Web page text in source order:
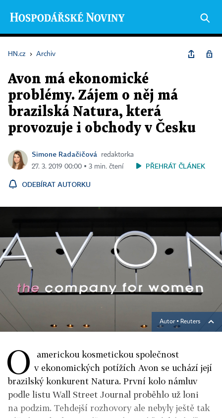
HN.cz › Archiv
Avon má ekonomické
problémy. Zájem o něj má
brazilská Natura, která
provozuje i obchody v Česku
Simone Radačičová
redaktorka
27. 3. 2019 00:00 ▪ 3 min. čtení
PŘEHRÁT ČLÁNEK
ODEBÍRAT AUTORKU
Autor ▪ Reuters
O
americkou kosmetickou společnost
v ekonomických potížích Avon se uchází její
brazilský konkurent Natura. První kolo námluv
podle listu Wall Street Journal proběhlo už loni
na podzim. Tehdejší rozhovory ale nebyly ještě tak